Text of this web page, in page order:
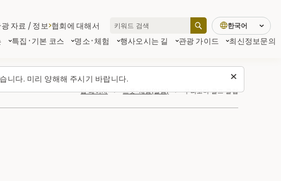
니다. 미리 양해해 주시기 바랍니다.
특집·기본 코스 명소·체험 행사오시는 길 관광 가이드 최신정보문의
자료 / 정보 협회에 대해서 한국어
탑 페이지 스폿・체험(일람) 쿠리코마 골프 클럽